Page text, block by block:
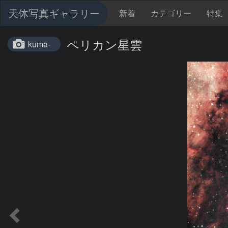
天体写真ギャラリー 新着 カテゴリー 特集
kuma- ペリカン星雲